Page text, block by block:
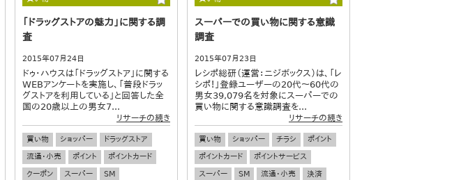
「ドラッグストアの魅力」に関する調
査
2015年07月24日
ドゥ・ハウスは「ドラッグストア」に関する
WEBアンケートを実施し、「普段ドラッ
グストアを利用している」と回答した全
国の20歳以上の男女7...
リサーチの続き
買い物 ショッパー
ドラッグストア
流通・小売
ポイント
ポイントカード
クーポン
スーパー
SM
スーパーでの買い物に関する意識
調査
2015年07月23日
レシポ総研（運営：ニジボックス）は、「レ
シポ！」登録ユーザーの20代～60代の
男女39,079名を対象にスーパーでの
買い物に関する意識調査を...
リサーチの続き
買い物 ショッパー チラシ
ポイント
ポイントカード
ポイントサービス
スーパー
SM 流通・小売
決済